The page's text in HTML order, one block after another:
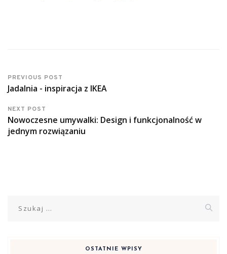
PREVIOUS POST
Jadalnia - inspiracja z IKEA
NEXT POST
Nowoczesne umywalki: Design i funkcjonalność w
jednym rozwiązaniu
OSTATNIE WPISY